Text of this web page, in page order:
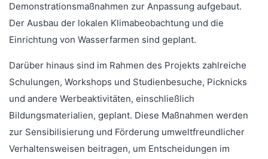
Demonstrationsmaßnahmen zur Anpassung aufgebaut.
Der Ausbau der lokalen Klimabeobachtung und die
Einrichtung von Wasserfarmen sind geplant.
Darüber hinaus sind im Rahmen des Projekts zahlreiche
Schulungen, Workshops und Studienbesuche, Picknicks
und andere Werbeaktivitäten, einschließlich
Bildungsmaterialien, geplant. Diese Maßnahmen werden
zur Sensibilisierung und Förderung umweltfreundlicher
Verhaltensweisen beitragen, um Entscheidungen im